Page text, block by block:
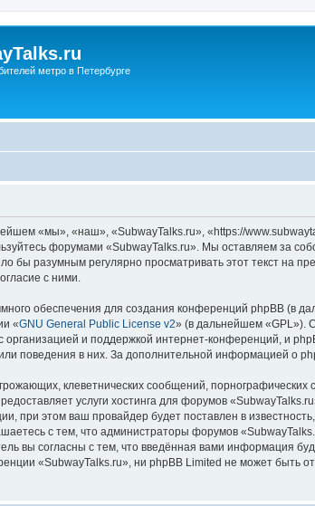
метро в Петербурге
«мы», «наш», «SubwayTalks.ru», «https://
форумами «SubwayTalks.ru». Мы оставляем за
бы разумным регулярно просматривать этот текст на
с ними.
обеспечения для создания конференций phpBB (в
«GNU General Public License v2» (в дальнейшем «GPL»).
организацией и поддержкой интернет-конференций, и
поведения в них. За дополнительной информацией о
клеветнических сообщений,
услуги хостинга для форумов
при этом ваш провайдер будет поставлен в
с тем, что администраторы форумов
вы согласны с тем, что введённая вами информация
«SubwayTalks.ru», ни phpBB Limited не может быть